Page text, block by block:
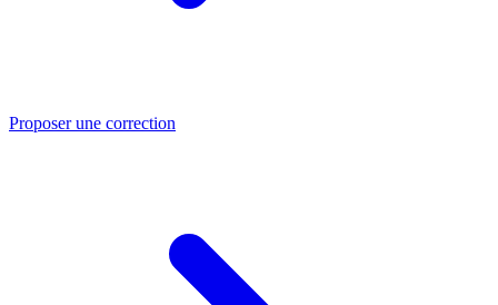
Proposer une correction